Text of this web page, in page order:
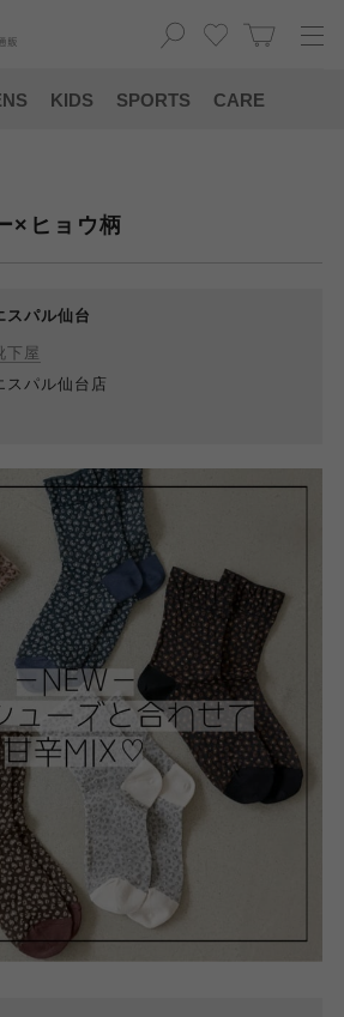
販
KIDS SPORTS CARE
×ヒョウ柄
スパル仙台
下屋
スパル仙台店